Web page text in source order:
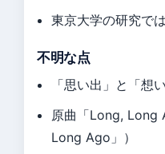
東京大学の研究で
不明な点
「思い出」と「想
原曲「Long, Long
Long Ago」）